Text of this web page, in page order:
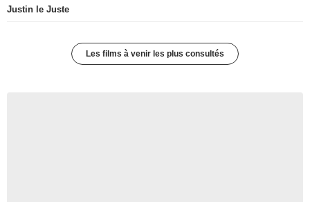
Justin le Juste
Les films à venir les plus consultés